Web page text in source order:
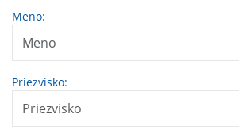
Meno:
Priezvisko: